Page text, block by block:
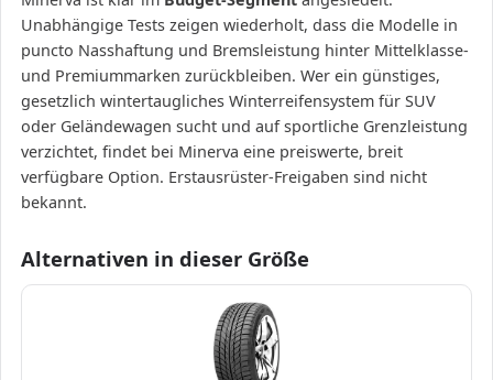
Unabhängige Tests zeigen wiederholt, dass die Modelle in
puncto Nasshaftung und Bremsleistung hinter Mittelklasse-
und Premiummarken zurückbleiben. Wer ein günstiges,
gesetzlich wintertaugliches Winterreifensystem für SUV
oder Geländewagen sucht und auf sportliche Grenzleistung
verzichtet, findet bei Minerva eine preiswerte, breit
verfügbare Option. Erstausrüster-Freigaben sind nicht
bekannt.
Alternativen in dieser Größe